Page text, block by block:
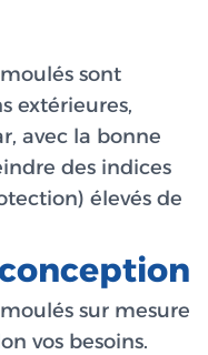
sont
extérieures,
avec la bonne
des indices
élevés de
sur mesure
vos besoins.